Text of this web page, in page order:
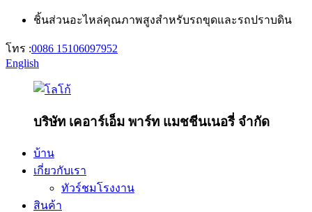
ชิ้นส่วนอะไหล่คุณภาพสูงสำหรับรถขุดและรถปราบดิน
โทร :0086 15106097952
English
บริษัท เคอาร์เอ็ม พาร์ท แมชชีนเนอรี่ จำกัด
บ้าน
เกี่ยวกับเรา
ทัวร์ชมโรงงาน
สินค้า